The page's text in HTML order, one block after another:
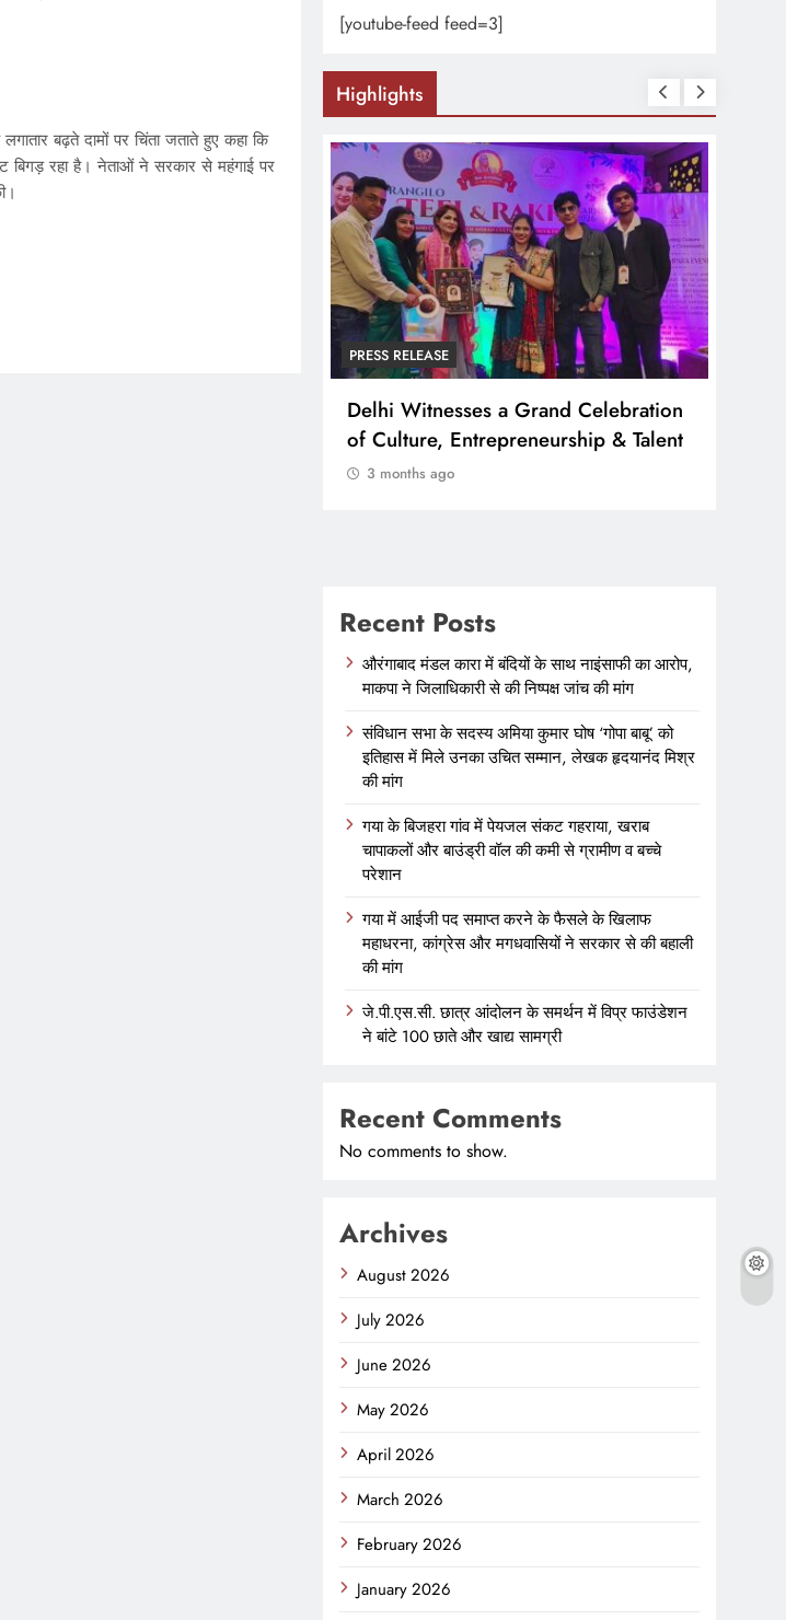
बढ़ते दामों पर चिंता जताते हुए कहा कि
बिगड़ रहा है। नेताओं ने सरकार से महंगाई पर
[youtube-feed feed=3]
Highlights
PRESS RELEASE
Delhi Witnesses a Grand Celebration
of Culture, Entrepreneurship & Talent
3 months ago
Recent Posts
औरंगाबाद मंडल कारा में बंदियों के साथ नाइंसाफी का आरोप,
माकपा ने जिलाधिकारी से की निष्पक्ष जांच की मांग
संविधान सभा के सदस्य अमिया कुमार घोष ‘गोपा बाबू’ को
इतिहास में मिले उनका उचित सम्मान, लेखक हृदयानंद मिश्र
की मांग
गया के बिजहरा गांव में पेयजल संकट गहराया, खराब
चापाकलों और बाउंड्री वॉल की कमी से ग्रामीण व बच्चे
परेशान
गया में आईजी पद समाप्त करने के फैसले के खिलाफ
महाधरना, कांग्रेस और मगधवासियों ने सरकार से की बहाली
की मांग
जे.पी.एस.सी. छात्र आंदोलन के समर्थन में विप्र फाउंडेशन
ने बांटे 100 छाते और खाद्य सामग्री
Recent Comments
No comments to show.
Archives
August 2026
July 2026
June 2026
May 2026
April 2026
March 2026
February 2026
January 2026